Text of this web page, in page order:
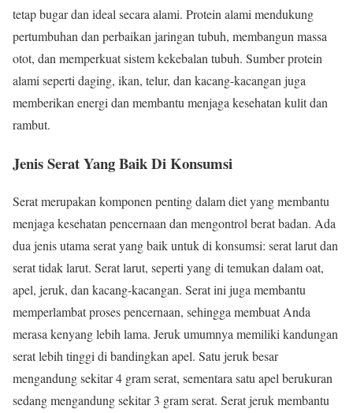
tetap bugar dan ideal secara alami. Protein alami mendukung
pertumbuhan dan perbaikan jaringan tubuh, membangun massa
otot, dan memperkuat sistem kekebalan tubuh. Sumber protein
alami seperti daging, ikan, telur, dan kacang-kacangan juga
memberikan energi dan membantu menjaga kesehatan kulit dan
rambut.
Jenis Serat Yang Baik Di Konsumsi
Serat merupakan komponen penting dalam diet yang membantu
menjaga kesehatan pencernaan dan mengontrol berat badan. Ada
dua jenis utama serat yang baik untuk di konsumsi: serat larut dan
serat tidak larut. Serat larut, seperti yang di temukan dalam oat,
apel, jeruk, dan kacang-kacangan. Serat ini juga membantu
memperlambat proses pencernaan, sehingga membuat Anda
merasa kenyang lebih lama. Jeruk umumnya memiliki kandungan
serat lebih tinggi di bandingkan apel. Satu jeruk besar
mengandung sekitar 4 gram serat, sementara satu apel berukuran
sedang mengandung sekitar 3 gram serat. Serat jeruk membantu